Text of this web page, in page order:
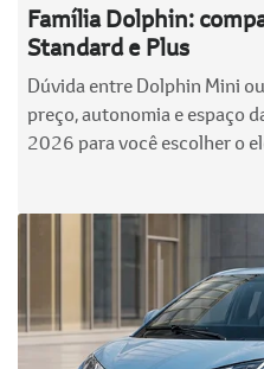
Família Dolphin:
Standard e Plus
Dúvida entre Dolphin Mini
preço, autonomia e espaço
2026 para você escolher o